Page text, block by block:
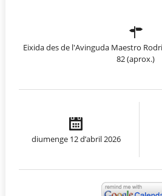
Eixida des de l'Avinguda Maestro
82 (aprox.)
diumenge 12 d’abril 2026